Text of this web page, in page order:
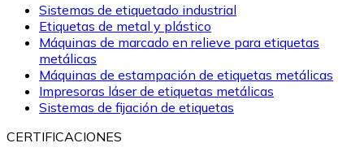
Sistemas de etiquetado industrial
Etiquetas de metal y plástico
Máquinas de marcado en relieve para etiquetas
metálicas
Máquinas de estampación de etiquetas metálicas
Impresoras láser de etiquetas metálicas
Sistemas de fijación de etiquetas
CERTIFICACIONES